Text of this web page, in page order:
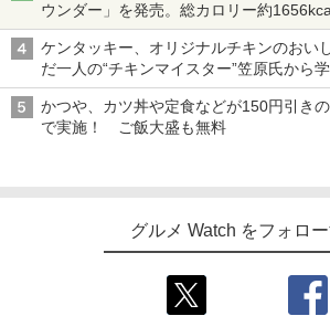
ウンダー」を発売。総カロリー約
ケンタッキー、オリジナルチキンのおい
だ一人の“チキンマイスター”笠原氏から
かつや、カツ丼や定食などが150円引き
で実施！ ご飯大盛も無料
グルメ Watch をフォロ